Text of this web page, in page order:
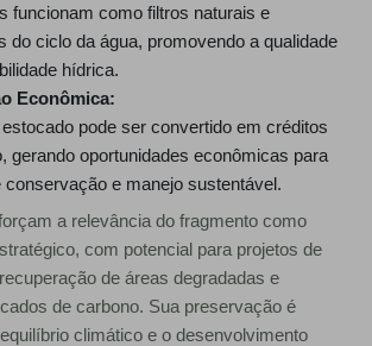
funcionam como filtros naturais e
do ciclo da água, promovendo a qualidade
hídrica.
Econômica:
pode ser convertido em créditos
gerando oportunidades econômicas para
conservação e manejo sustentável.
a relevância do fragmento como
com potencial para projetos de
de áreas degradadas e
de carbono. Sua preservação é
climático e o desenvolvimento